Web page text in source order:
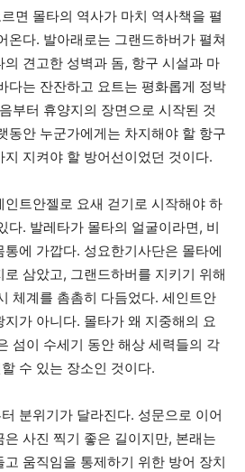
면 몰타의 역사가 마치 역사책을 펼
온다. 발아래로는 그랜드하버가 펼쳐
견고한 성벽과 돔, 항구 시설과 마
다는 잔잔하고 요트는 평화롭게 정박
부터 휴양지의 장면으로 시작된 것
동안 누군가에게는 차지해야 할 항구
지켜야 할 방어선이었던 것이다.
트안젤로 요새 걷기로 시작해야 하
다. 발레타가 몰타의 얼굴이라면, 비
에 가깝다. 성요한기사단은 몰타에
삼았고, 그랜드하버를 지키기 위해
체계를 촘촘히 다듬었다. 세인트안
가 아니다. 몰타가 왜 지중해의 요
섬이 수세기 동안 해상 세력들의 각
수 있는 장소인 것이다.
분위기가 달라진다. 성문으로 이어
사진 찍기 좋은 길이지만, 본래는
움직임을 통제하기 위한 방어 장치